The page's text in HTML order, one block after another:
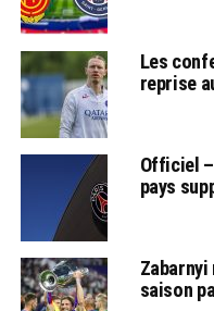
Les
reprise
Officiel –
pays
Zabarnyi
saison